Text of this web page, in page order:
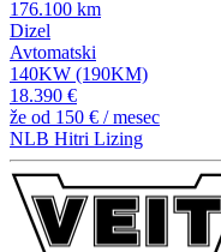
176.100 km
Dizel
Avtomatski
140KW (190KM)
18.390 €
že od 150 € / mesec
NLB Hitri Lizing